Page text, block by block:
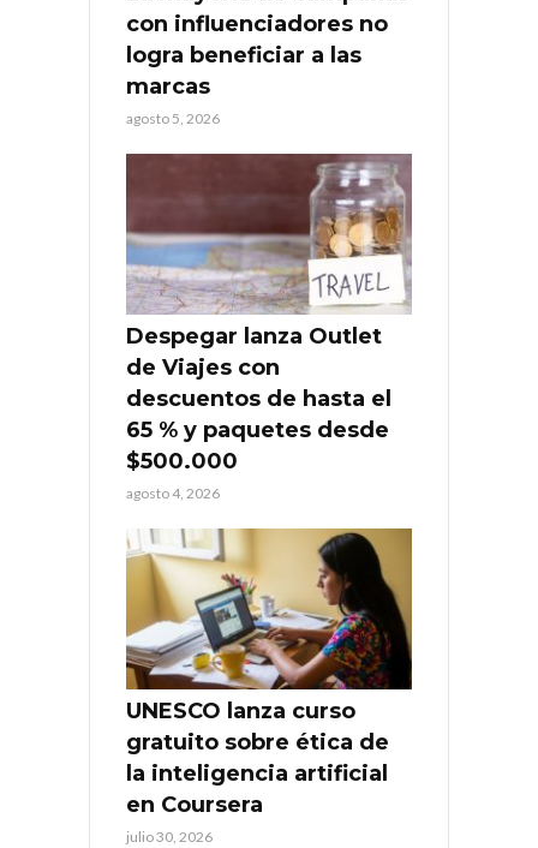
con influenciadores no
logra beneficiar a las
marcas
agosto 5, 2026
Despegar lanza Outlet
de Viajes con
descuentos de hasta el
65 % y paquetes desde
$500.000
agosto 4, 2026
UNESCO lanza curso
gratuito sobre ética de
la inteligencia artificial
en Coursera
julio 30, 2026